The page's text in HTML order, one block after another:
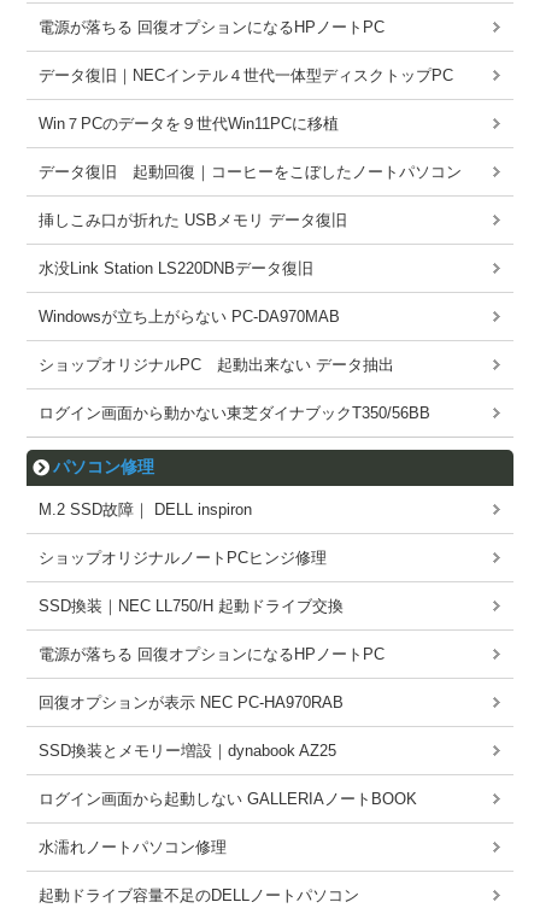
電源が落ちる 回復オプションになるHPノートPC
データ復旧｜NECインテル４世代一体型ディスクトップPC
Win７PCのデータを９世代Win11PCに移植
データ復旧 起動回復｜コーヒーをこぼしたノートパソコン
挿しこみ口が折れた USBメモリ データ復旧
水没Link Station LS220DNBデータ復旧
Windowsが立ち上がらない PC-DA970MAB
ショップオリジナルPC 起動出来ない データ抽出
ログイン画面から動かない東芝ダイナブックT350/56BB
パソコン修理
M.2 SSD故障｜ DELL inspiron
ショップオリジナルノートPCヒンジ修理
SSD換装｜NEC LL750/H 起動ドライブ交換
電源が落ちる 回復オプションになるHPノートPC
回復オプションが表示 NEC PC-HA970RAB
SSD換装とメモリー増設｜dynabook AZ25
ログイン画面から起動しない GALLERIAノートBOOK
水濡れノートパソコン修理
起動ドライブ容量不足のDELLノートパソコン